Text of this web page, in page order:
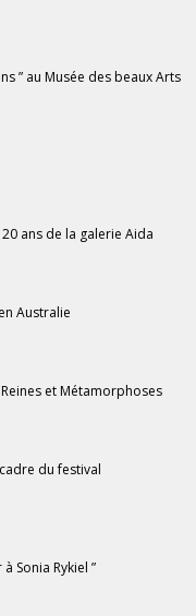
” au Musée des beaux Arts
ans de la galerie Aida
Australie
et Métamorphoses
du festival
Sonia Rykiel ”